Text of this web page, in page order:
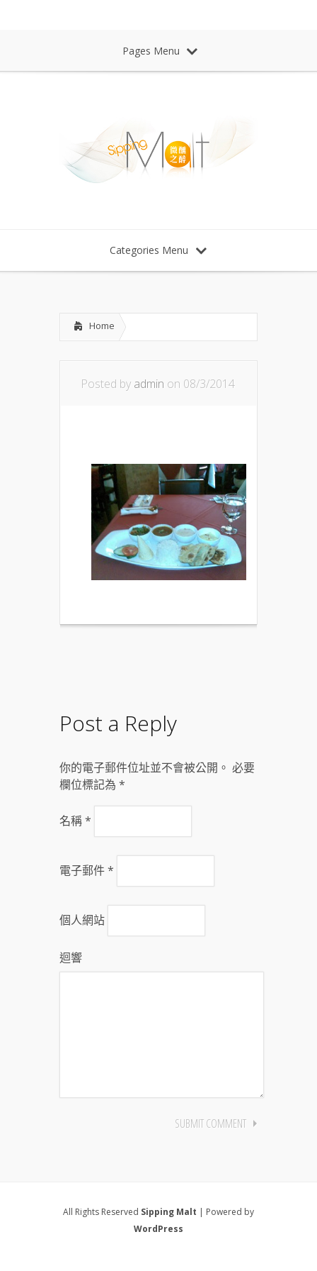
Pages Menu
Categories Menu
Home
Posted by admin on 08/3/2014
Post a Reply
你的電子郵件位址並不會被公開。 必要
欄位標記為 *
名稱*
電子郵件*
個人網站
迴響
All Rights Reserved Sipping Malt | Powered by
WordPress